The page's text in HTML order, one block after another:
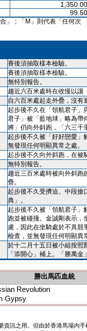
1,350.00
99.50
」；「M」則代表「任何次
賽後須抽取樣本檢驗。
賽後須抽取樣本檢驗。
無特別報告。
趨近六百米處時在收慢以讓
自六百米處起走外疊，沒有
起步後不久在「領航君子」
君子」被「藍地球」略為帶
將」仍向外斜跑，「六三千
起步後不久被「好好戀愛」
無發現任何明顯異常之處。
起步後不久向外斜跑，在被
無特別報告。
趨近三百米處時被向外斜跑
疊。
起步後不久受擠迫。中段搶
典」。
起步後不久被「領航君子」
跑並被碰撞。金誠剛表示，
慮，因此在坐騎處於不具競
檢查，並無發現任何明顯異
於十二月十五日被小組按照
「添開心」補上。「勝萬金
勝出馬匹血統
Revolution
Gypsy
訊之用。但由於香港馬場內